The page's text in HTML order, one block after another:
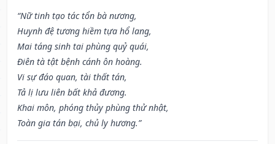
“Nữ tinh tạo tác tổn bà nương,
Huynh đệ tương hiềm tựa hổ lang,
Mai táng sinh tai phùng quỷ quái,
Điên tà tật bệnh cánh ôn hoàng.
Vi sự đáo quan, tài thất tán,
Tả lị lưu liên bất khả đương.
Khai môn, phóng thủy phùng thử nhật,
Toàn gia tán bại, chủ ly hương.”